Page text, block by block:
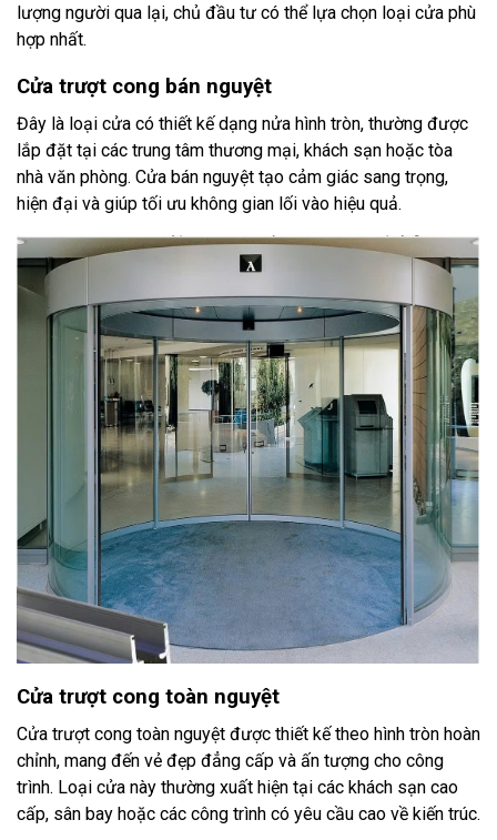
lượng người qua lại, chủ đầu tư có thể lựa chọn loại cửa phù
hợp nhất.
Cửa trượt cong bán nguyệt
Đây là loại cửa có thiết kế dạng nửa hình tròn, thường được
lắp đặt tại các trung tâm thương mại, khách sạn hoặc tòa
nhà văn phòng. Cửa bán nguyệt tạo cảm giác sang trọng,
hiện đại và giúp tối ưu không gian lối vào hiệu quả.
Cửa trượt cong toàn nguyệt
Cửa trượt cong toàn nguyệt được thiết kế theo hình tròn hoàn
chỉnh, mang đến vẻ đẹp đẳng cấp và ấn tượng cho công
trình. Loại cửa này thường xuất hiện tại các khách sạn cao
cấp, sân bay hoặc các công trình có yêu cầu cao về kiến trúc.